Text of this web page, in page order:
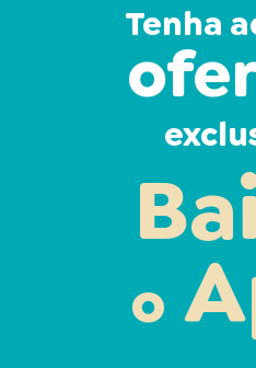
Tenha
o